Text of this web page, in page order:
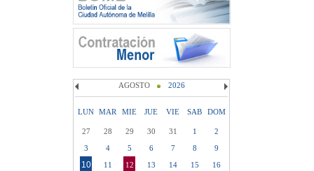
AGOSTO 2026
LUN MAR MIE JUE VIE SAB DOM
27 28 29 30 31 1
2
3
4 5 6 7 8 9
10 11 12 13 14 15
16